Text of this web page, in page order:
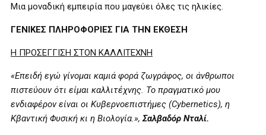
Μια μοναδική εμπειρία που μαγεύει όλες τις ηλικίες.
ΓΕΝΙΚΕΣ ΠΛΗΡΟΦΟΡΙΕΣ ΓΙΑ ΤΗΝ ΕΚΘΕΣΗ
Η ΠΡΟΣΕΓΓΙΣΗ ΣΤΟΝ ΚΑΛΛΙΤΕΧΝΗ
«Επειδή εγώ γίνομαι καμιά φορά ζωγράφος, οι άνθρωποι
πιστεύουν ότι είμαι καλλιτέχνης. Το πραγματικό μου
ενδιαφέρον είναι οι Κυβερνοεπιστήμες (Cybernetics), η
Κβαντική Φυσική κι η Βιολογία.»,Σαλβαδόρ Νταλί.